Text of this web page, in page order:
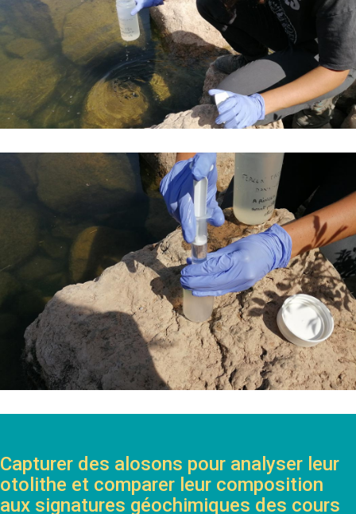
Capturer des alosons pour analyser leur
otolithe et comparer leur composition
aux signatures géochimiques des cours